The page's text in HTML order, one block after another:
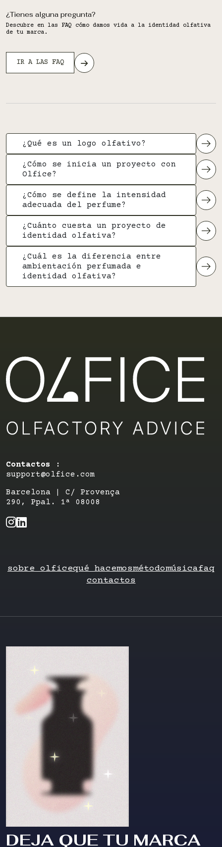
¿Tienes alguna pregunta?
Descubre en las FAQ cómo damos vida a la identidad olfativa
de tu marca.
IR A LAS FAQ
¿Qué es un logo olfativo?
¿Cómo se inicia un proyecto con
Olfice?
¿Cómo se define la intensidad
adecuada del perfume?
¿Cuánto cuesta un proyecto de
identidad olfativa?
¿Cuál es la diferencia entre
ambientación perfumada e
identidad olfativa?
Contactos :
support@olfice.com
Barcelona | C/ Provença
290, Ppal. 1ª 08008
sobre olficequé hacemosmétodomúsicafaq
contactos
DEJA QUE TU MARCA